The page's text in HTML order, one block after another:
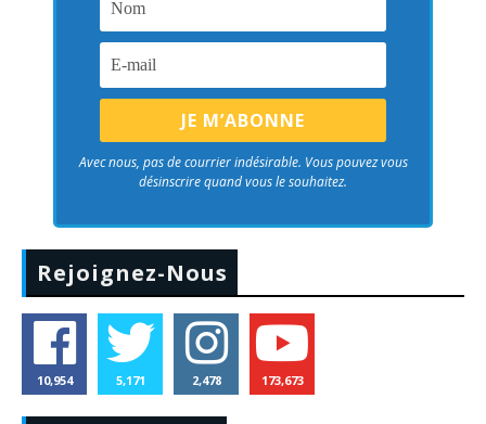
Avec nous, pas de courrier indésirable. Vous pouvez vous
désinscrire quand vous le souhaitez.
Rejoignez-Nous
10,954 5,171 2,478 173,673